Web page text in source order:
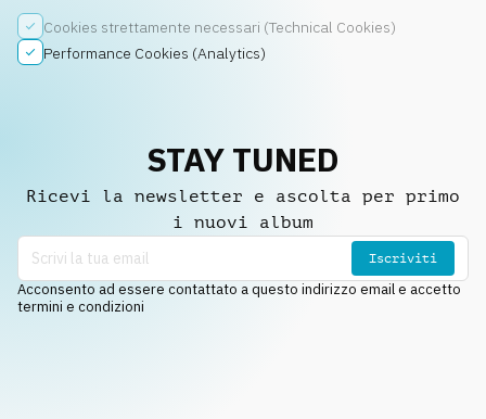
Cookies strettamente necessari (Technical Cookies)
Performance Cookies (Analytics)
STAY TUNED
Ricevi la newsletter e ascolta per primo
i nuovi album
Iscriviti
Acconsento ad essere contattato a questo indirizzo email e accetto
termini e condizioni